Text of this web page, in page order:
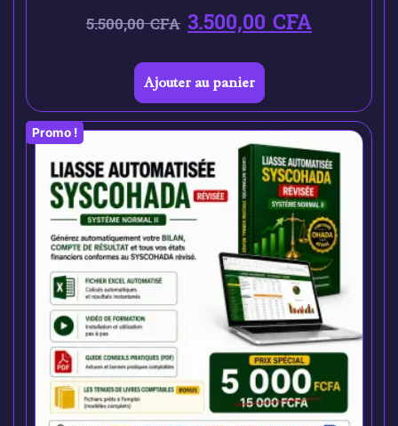
5.500,00CFA 3.500,00CFA
Ajouter au panier
Promo !